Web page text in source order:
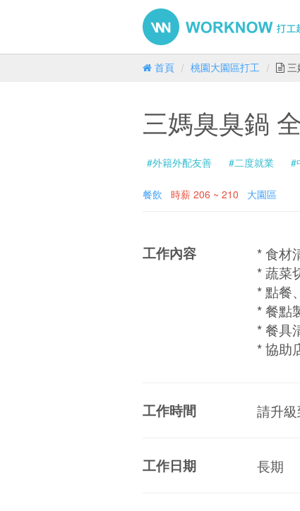
首頁 桃園大園區打工 三
三媽臭臭鍋
#外籍外配友善 #二度就業 #
餐飲 時薪 206 ~ 210 大園區
工作內容
* 食材
* 蔬菜
* 點餐
* 餐點
* 餐具
* 協助
工作時間 請升
工作日期 長期